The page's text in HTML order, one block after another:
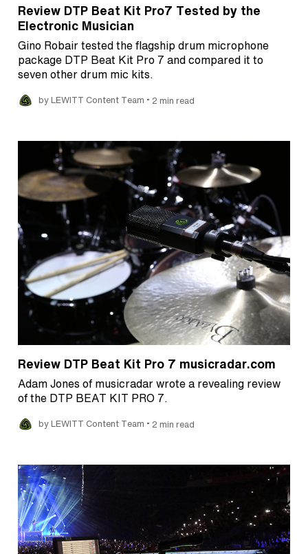
Review DTP Beat Kit Pro7 Tested by the
Electronic Musician
Gino Robair tested the flagship drum microphone
package DTP Beat Kit Pro 7 and compared it to
seven other drum mic kits.
by LEWITT Content Team • 2 min read
Review DTP Beat Kit Pro 7 musicradar.com
Adam Jones of musicradar wrote a revealing review
of the DTP BEAT KIT PRO 7.
by LEWITT Content Team • 2 min read